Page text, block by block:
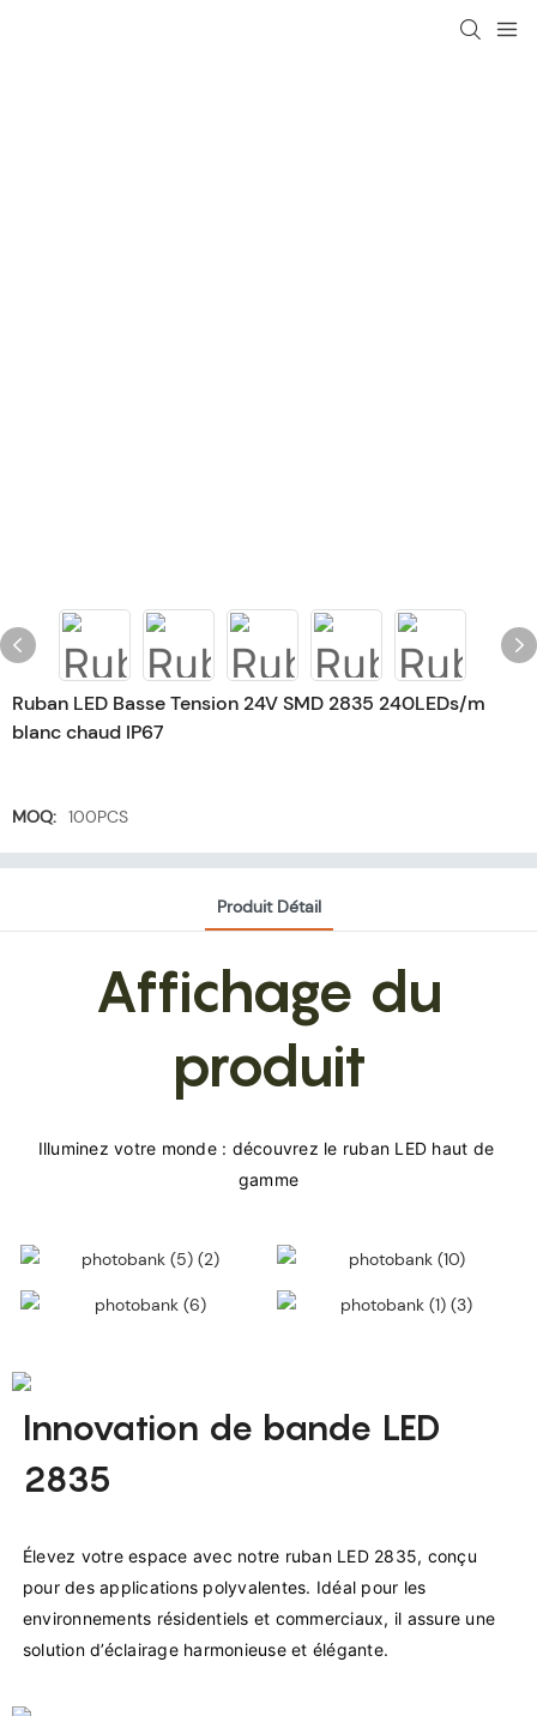
Ruban LED Basse Tension 24V SMD 2835 240LEDs/m
blanc chaud IP67
MOQ: 100PCS
Produit Détail
Affichage du
produit
Illuminez votre monde : découvrez le ruban LED haut de
Innovation de bande LED
2835
Élevez votre espace avec notre ruban LED 2835, conçu
pour des applications polyvalentes. Idéal pour les
environnements résidentiels et commerciaux, il assure une